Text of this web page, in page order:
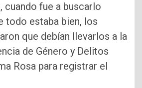
cuando fue a buscarlo
todo estaba bien, los
que debían llevarlos a la
de Género y Delitos
Rosa para registrar el